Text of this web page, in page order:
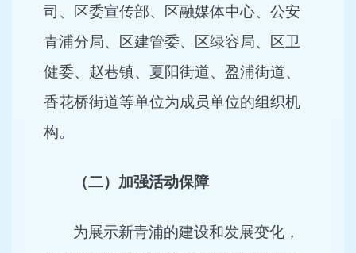
司、区委宣传部、区融媒体中心、公安
青浦分局、区建管委、区绿容局、区卫
健委、赵巷镇、夏阳街道、盈浦街道、
香花桥街道等单位为成员单位的组织机
构。
（二）加强活动保障
为展示新青浦的建设和发展变化，